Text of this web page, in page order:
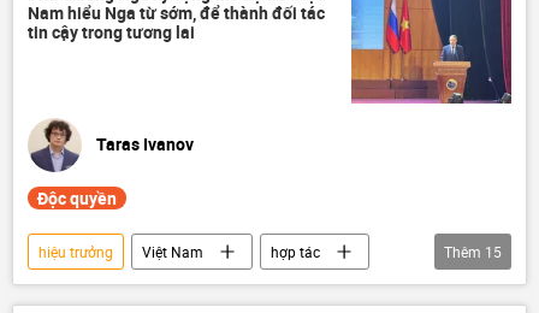
Nam hiểu Nga từ sớm, để thành đối tác
tin cậy trong tương lai
Taras Ivanov
Độc quyền
hiệu trưởng Việt Nam
hợp tác
Hợp tác Nga-Việt
giáo dục
Thêm 15